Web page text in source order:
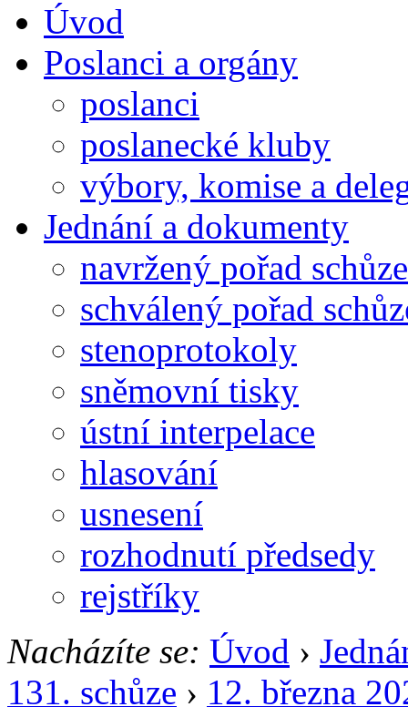
Úvod
Poslanci a orgány
poslanci
poslanecké kluby
výbory, komise a
Jednání a dokumenty
navržený pořad schůze
schválený pořad
stenoprotokoly
sněmovní tisky
ústní interpelace
hlasování
usnesení
rozhodnutí předsedy
rejstříky
Nacházíte se: Úvod ›
131. schůze › 12. března